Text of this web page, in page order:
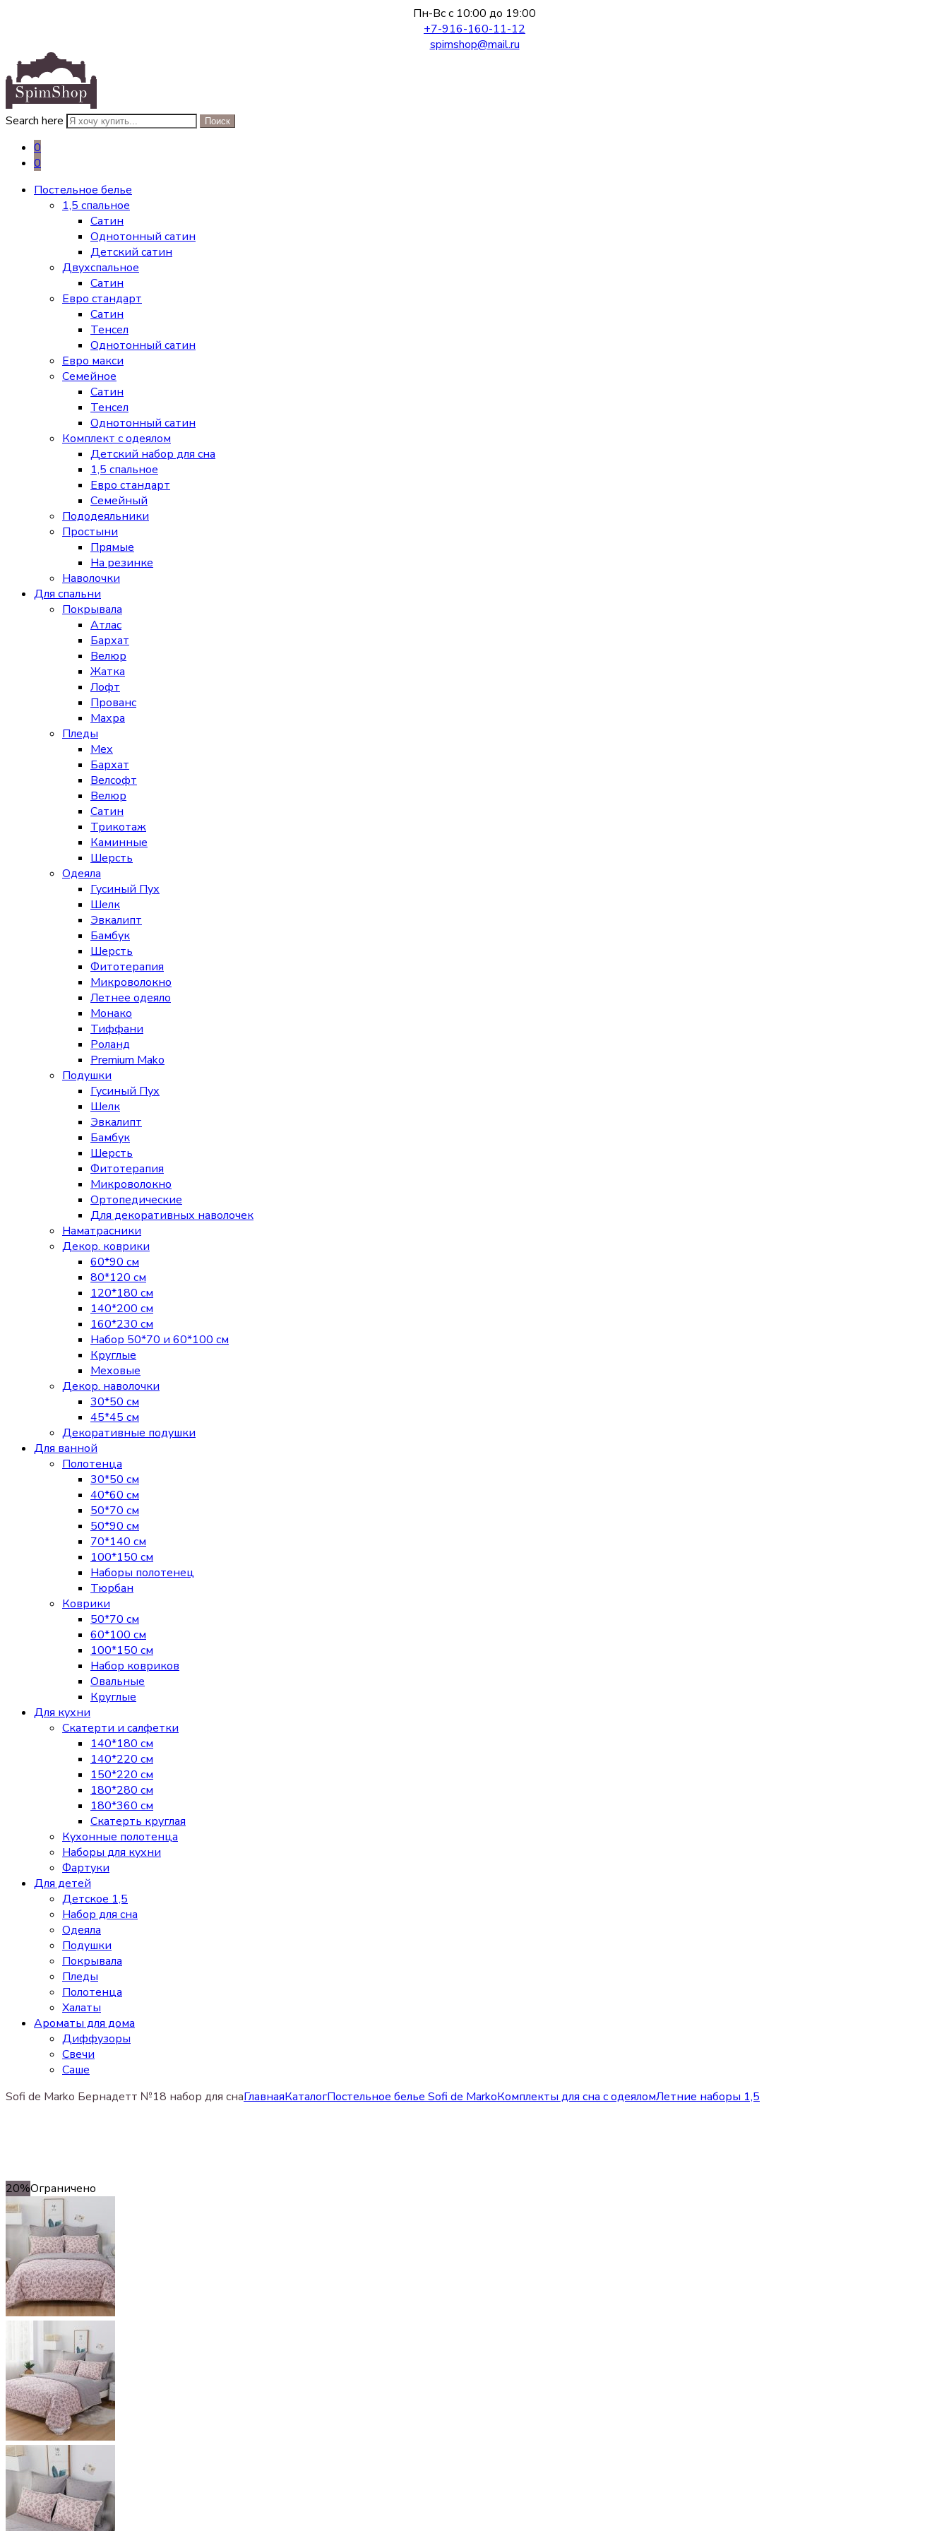
Пн-Вс с 10:00 до 19:00
+7-916-160-11-12
spimshop@mail.ru
Search here Поиск
0
0
Постельное белье
1,5 спальное
Сатин
Однотонный сатин
Детский сатин
Двухспальное
Сатин
Евро стандарт
Сатин
Тенсел
Однотонный сатин
Евро макси
Семейное
Сатин
Тенсел
Однотонный сатин
Комплект с одеялом
Детский набор для сна
1,5 спальное
Евро стандарт
Семейный
Пододеяльники
Простыни
Прямые
На резинке
Наволочки
Для спальни
Покрывала
Атлас
Бархат
Велюр
Жатка
Лофт
Прованс
Махра
Пледы
Мех
Бархат
Велсофт
Велюр
Сатин
Трикотаж
Каминные
Шерсть
Одеяла
Гусиный Пух
Шелк
Эвкалипт
Бамбук
Шерсть
Фитотерапия
Микроволокно
Летнее одеяло
Монако
Тиффани
Роланд
Premium Mako
Подушки
Гусиный Пух
Шелк
Эвкалипт
Бамбук
Шерсть
Фитотерапия
Микроволокно
Ортопедические
Для декоративных наволочек
Наматрасники
Декор. коврики
60*90 см
80*120 см
120*180 см
140*200 см
160*230 см
Набор 50*70 и 60*100 см
Круглые
Меховые
Декор. наволочки
30*50 см
45*45 см
Декоративные подушки
Для ванной
Полотенца
30*50 см
40*60 см
50*70 см
50*90 см
70*140 см
100*150 см
Наборы полотенец
Тюрбан
Коврики
50*70 см
60*100 см
100*150 см
Набор ковриков
Овальные
Круглые
Для кухни
Скатерти и салфетки
140*180 см
140*220 см
150*220 см
180*280 см
180*360 см
Скатерть круглая
Кухонные полотенца
Наборы для кухни
Фартуки
Для детей
Детское 1,5
Набор для сна
Одеяла
Подушки
Покрывала
Пледы
Полотенца
Халаты
Ароматы для дома
Диффузоры
Свечи
Cаше
Sofi de Marko Бернадетт №18 набор для снаГлавнаяКаталогПостельное белье Sofi de MarkoКомплекты для сна с одеяломЛетние наборы 1,5
20%Ограничено